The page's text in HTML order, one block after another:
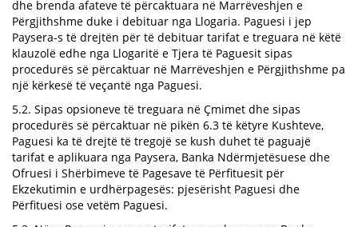
dhe brenda afateve të përcaktuara në Marrëveshjen e
Përgjithshme duke i debituar nga Llogaria. Paguesi i jep
Paysera-s të drejtën për të debituar tarifat e treguara në këtë
klauzolë edhe nga Llogaritë e Tjera të Paguesit sipas
procedurës së përcaktuar në Marrëveshjen e Përgjithshme pa
një kërkesë të veçantë nga Paguesi.
5.2. Sipas opsioneve të treguara në Çmimet dhe sipas
procedurës së përcaktuar në pikën 6.3 të këtyre Kushteve,
Paguesi ka të drejtë të tregojë se kush duhet të paguajë
tarifat e aplikuara nga Paysera, Banka Ndërmjetësuese dhe
Ofruesi i Shërbimeve të Pagesave të Përfituesit për
Ekzekutimin e urdhërpagesës: pjesërisht Paguesi dhe
Përfituesi ose vetëm Paguesi.